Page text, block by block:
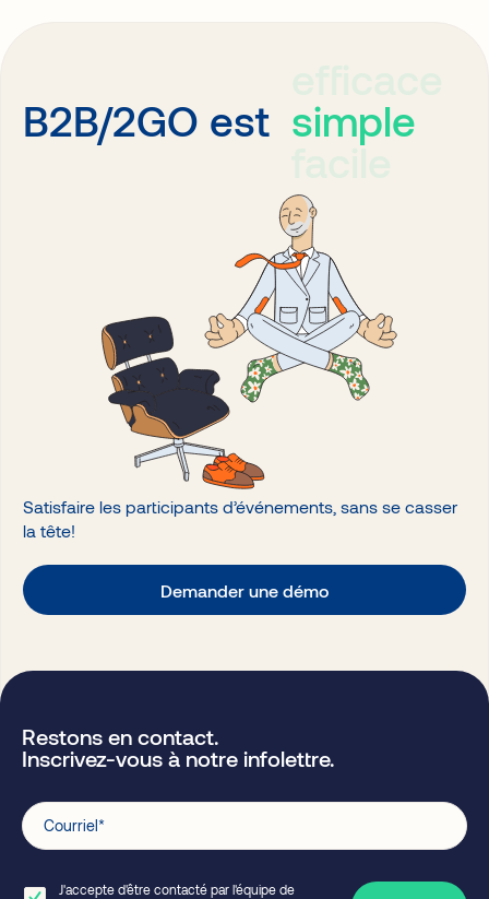
B2B/2GO est simple
facile
Satisfaire les participants d’événements, sans se casser
la tête!
Demander une démo
Restons en contact.
Inscrivez-vous à notre infolettre.
Courriel*
J'accepte d'être contacté par l'équipe de